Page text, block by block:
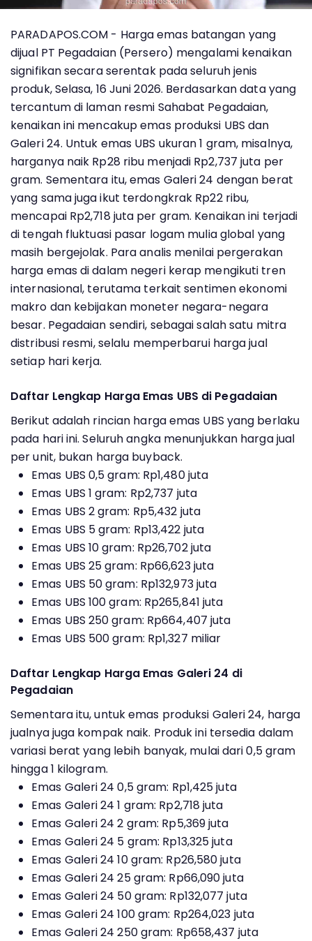
PARADAPOS.COM - Harga emas batangan yang
dijual PT Pegadaian (Persero) mengalami kenaikan
signifikan secara serentak pada seluruh jenis
produk, Selasa, 16 Juni 2026. Berdasarkan data yang
tercantum di laman resmi Sahabat Pegadaian,
kenaikan ini mencakup emas produksi UBS dan
Galeri 24. Untuk emas UBS ukuran 1 gram, misalnya,
harganya naik Rp28 ribu menjadi Rp2,737 juta per
gram. Sementara itu, emas Galeri 24 dengan berat
yang sama juga ikut terdongkrak Rp22 ribu,
mencapai Rp2,718 juta per gram. Kenaikan ini terjadi
di tengah fluktuasi pasar logam mulia global yang
masih bergejolak. Para analis menilai pergerakan
harga emas di dalam negeri kerap mengikuti tren
internasional, terutama terkait sentimen ekonomi
makro dan kebijakan moneter negara-negara
besar. Pegadaian sendiri, sebagai salah satu mitra
distribusi resmi, selalu memperbarui harga jual
setiap hari kerja.
Daftar Lengkap Harga Emas UBS di Pegadaian
Berikut adalah rincian harga emas UBS yang berlaku
pada hari ini. Seluruh angka menunjukkan harga jual
per unit, bukan harga buyback.
Emas UBS 0,5 gram: Rp1,480 juta
Emas UBS 1 gram: Rp2,737 juta
Emas UBS 2 gram: Rp5,432 juta
Emas UBS 5 gram: Rp13,422 juta
Emas UBS 10 gram: Rp26,702 juta
Emas UBS 25 gram: Rp66,623 juta
Emas UBS 50 gram: Rp132,973 juta
Emas UBS 100 gram: Rp265,841 juta
Emas UBS 250 gram: Rp664,407 juta
Emas UBS 500 gram: Rp1,327 miliar
Daftar Lengkap Harga Emas Galeri 24 di
Pegadaian
Sementara itu, untuk emas produksi Galeri 24, harga
jualnya juga kompak naik. Produk ini tersedia dalam
variasi berat yang lebih banyak, mulai dari 0,5 gram
hingga 1 kilogram.
Emas Galeri 24 0,5 gram: Rp1,425 juta
Emas Galeri 24 1 gram: Rp2,718 juta
Emas Galeri 24 2 gram: Rp5,369 juta
Emas Galeri 24 5 gram: Rp13,325 juta
Emas Galeri 24 10 gram: Rp26,580 juta
Emas Galeri 24 25 gram: Rp66,090 juta
Emas Galeri 24 50 gram: Rp132,077 juta
Emas Galeri 24 100 gram: Rp264,023 juta
Emas Galeri 24 250 gram: Rp658,437 juta